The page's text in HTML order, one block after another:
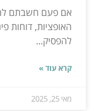
אם פעם חשבתם
האופציות, דוחות
להפסיק...
קרא עוד »
מאי 25, 2025